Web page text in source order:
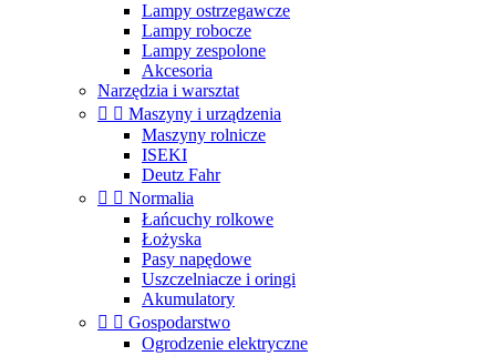
Lampy ostrzegawcze
Lampy robocze
Lampy zespolone
Akcesoria
Narzędzia i warsztat
  Maszyny i urządzenia
Maszyny rolnicze
ISEKI
Deutz Fahr
  Normalia
Łańcuchy rolkowe
Łożyska
Pasy napędowe
Uszczelniacze i oringi
Akumulatory
  Gospodarstwo
Ogrodzenie elektryczne